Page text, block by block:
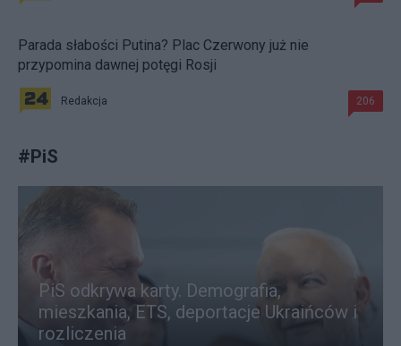
Parada słabości Putina? Plac Czerwony już nie
przypomina dawnej potęgi Rosji
Redakcja 206
#PiS
PiS odkrywa karty. Demografia,
mieszkania, ETS, deportacje Ukraińców i
rozliczenia